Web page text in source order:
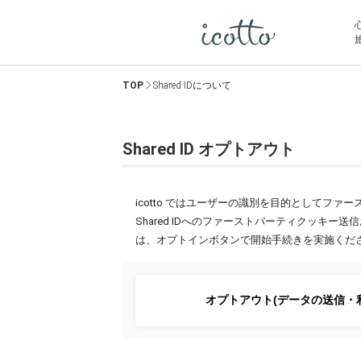
TOP Shared IDについて
Shared ID オプトアウト
icotto ではユーザーの識別を目的としてファー
Shared IDへのファーストパーティクッキー送
は、オプトインボタンで開始手続きを実施くだ
オプトアウト(データの送信・